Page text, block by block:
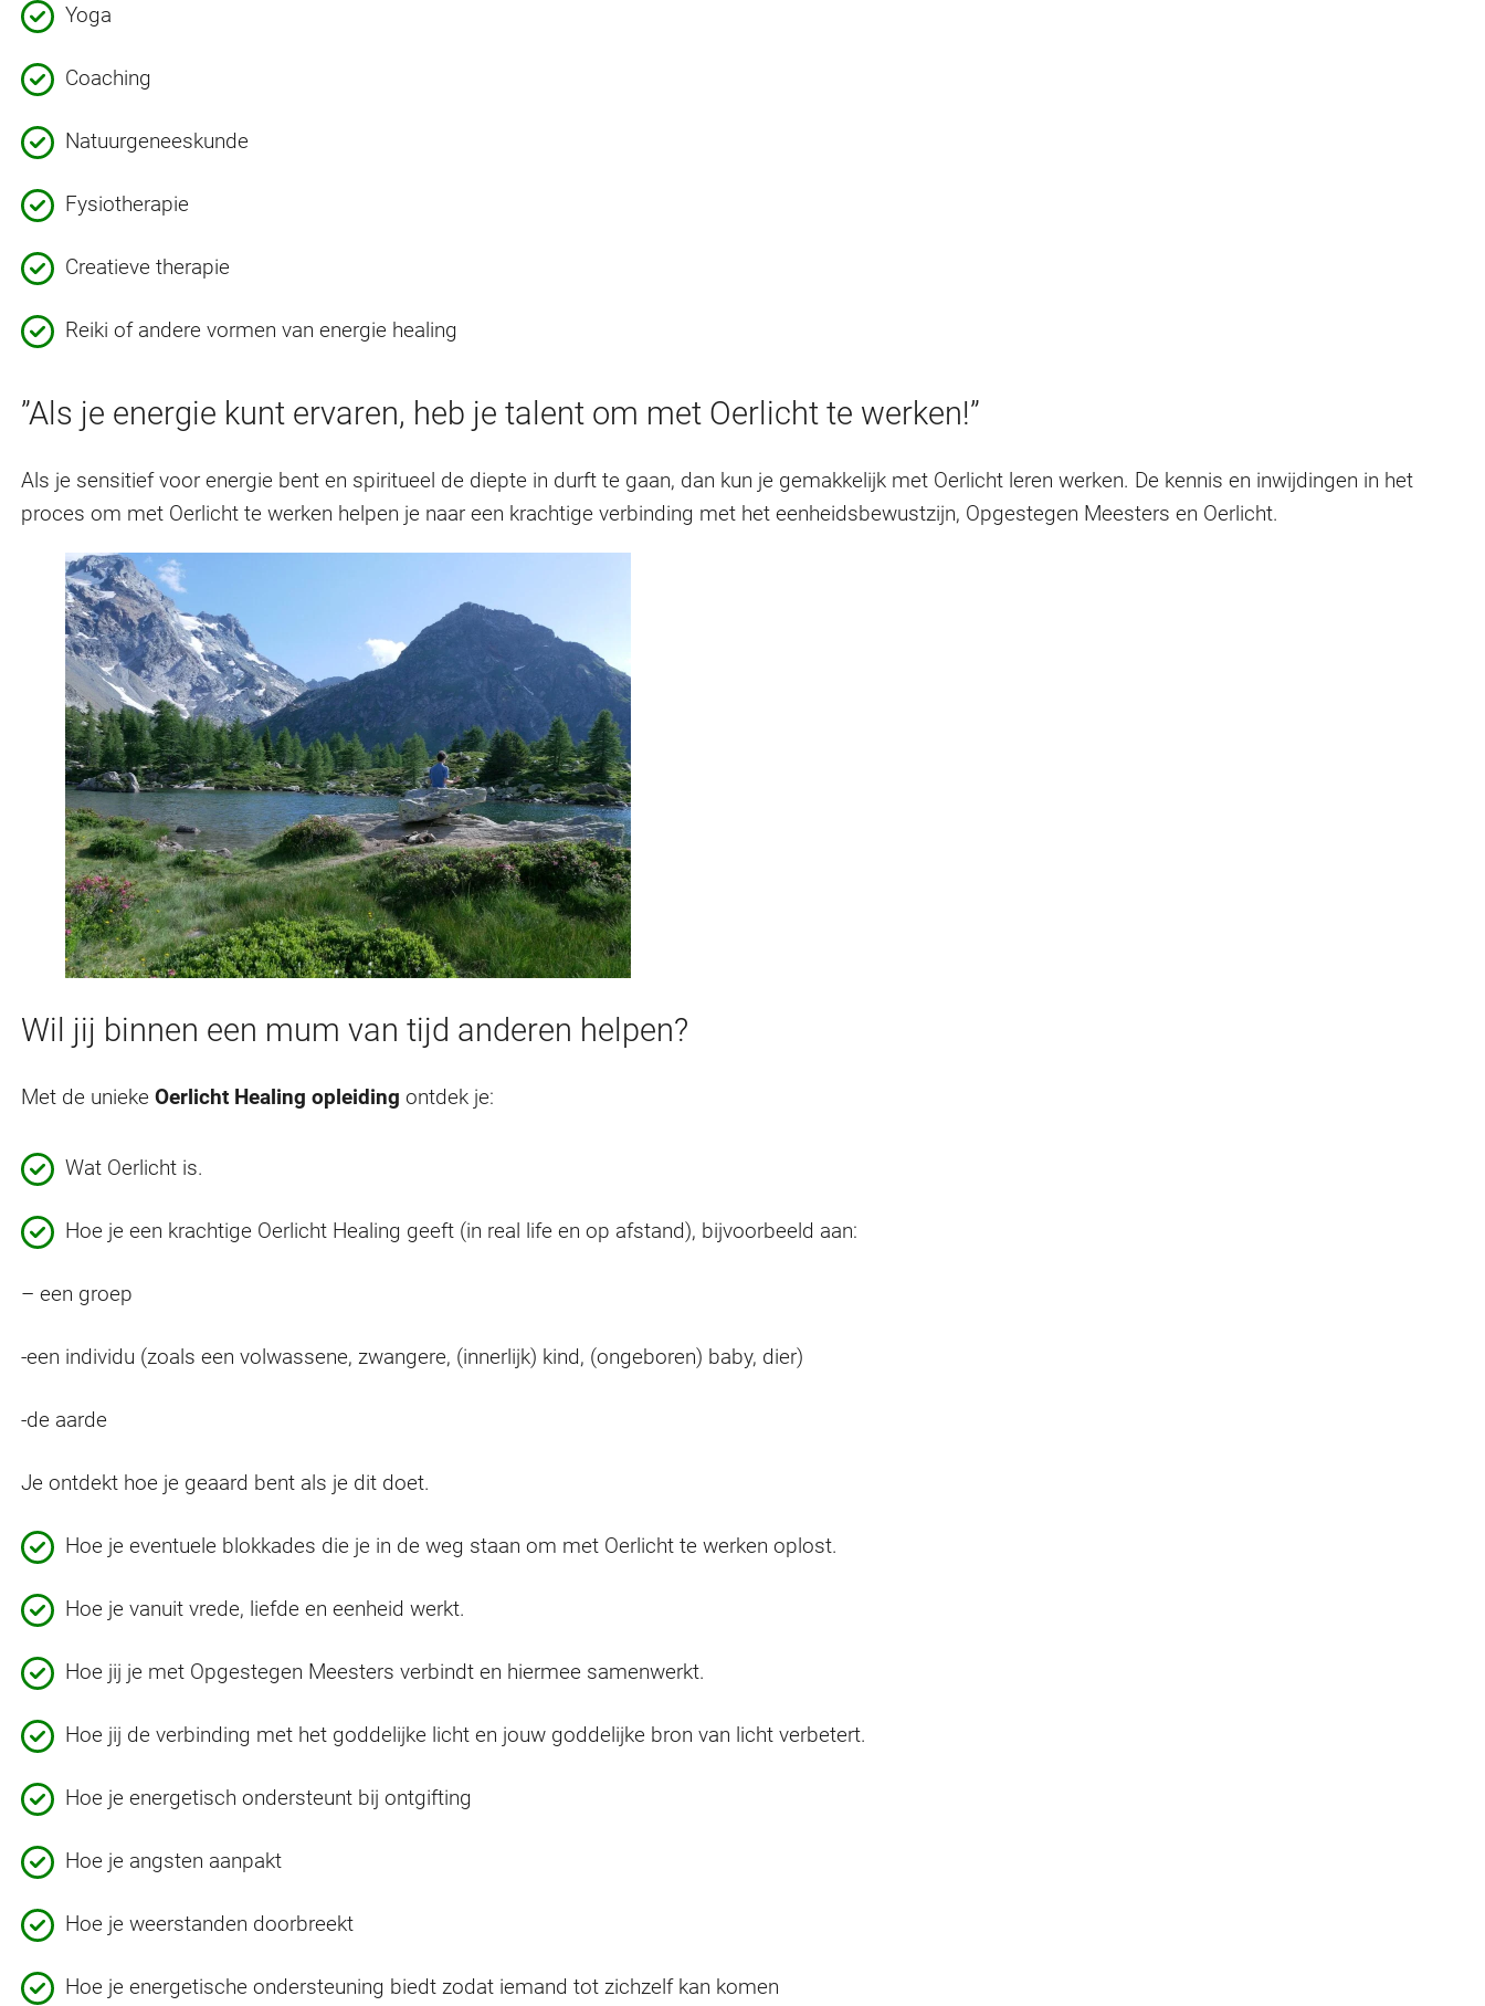
Yoga
Coaching
Natuurgeneeskunde
Fysiotherapie
Creatieve therapie
Reiki of andere vormen van energie healing
”Als je energie kunt ervaren, heb je talent om met Oerlicht te werken!”
Als je sensitief voor energie bent en spiritueel de diepte in durft te gaan, dan kun je gemakkelijk met Oerlicht leren werken. De kennis en inwijdingen in het
proces om met Oerlicht te werken helpen je naar een krachtige verbinding met het eenheidsbewustzijn, Opgestegen Meesters en Oerlicht.
Wil jij binnen een mum van tijd anderen helpen?
Met de unieke Oerlicht Healing opleiding ontdek je:
Wat Oerlicht is.
Hoe je een krachtige Oerlicht Healing geeft (in real life en op afstand), bijvoorbeeld aan:
– een groep
-een individu (zoals een volwassene, zwangere, (innerlijk) kind, (ongeboren) baby, dier)
-de aarde
Je ontdekt hoe je geaard bent als je dit doet.
Hoe je eventuele blokkades die je in de weg staan om met Oerlicht te werken oplost.
Hoe je vanuit vrede, liefde en eenheid werkt.
Hoe jij je met Opgestegen Meesters verbindt en hiermee samenwerkt.
Hoe jij de verbinding met het goddelijke licht en jouw goddelijke bron van licht verbetert.
Hoe je energetisch ondersteunt bij ontgifting
Hoe je angsten aanpakt
Hoe je weerstanden doorbreekt
Hoe je energetische ondersteuning biedt zodat iemand tot zichzelf kan komen